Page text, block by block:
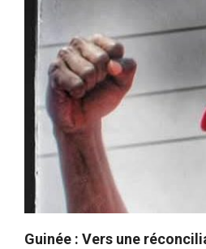
Guinée : Vers une